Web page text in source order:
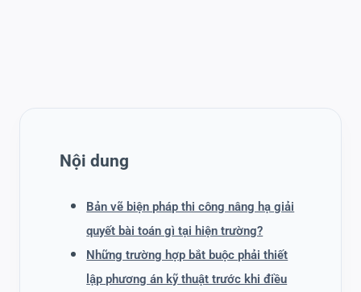
Nội dung
Bản vẽ biện pháp thi công nâng hạ giải
quyết bài toán gì tại hiện trường?
Những trường hợp bắt buộc phải thiết
lập phương án kỹ thuật trước khi điều